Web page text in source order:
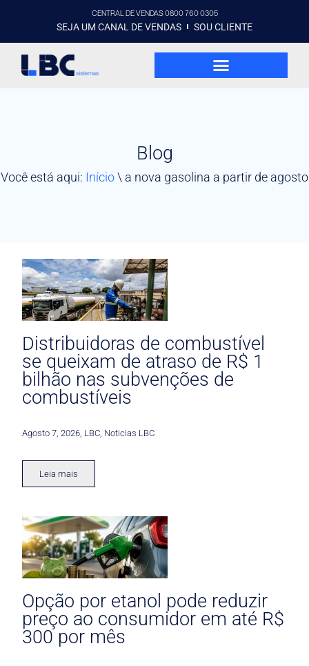
CENTRAL DE VENDAS 0800 760 0305
SEJA UM CANAL DE VENDAS SOU CLIENTE
Blog
Você está aqui: Início\ a nova gasolina a partir de agosto
Distribuidoras de combustível
se queixam de atraso de R$ 1
bilhão nas subvenções de
combustíveis
Agosto 7, 2026 LBC Noticias LBC
Leia mais
Opção por etanol pode reduzir
preço ao consumidor em até R$
300 por mês